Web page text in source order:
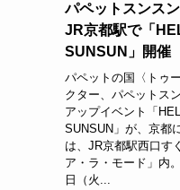
パペットスンス
JR京都駅で「
SUNSUN」開催
パペットの国〈トゥ
クター、パペットス
アップイベント「
SUNSUN」が、京都
は、JR京都駅西口す
ア・ラ・モード」内
日（火...